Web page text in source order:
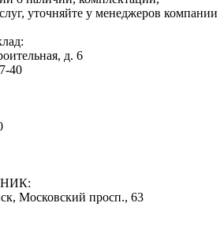
уточняйте у менеджеров компании
д. 6
40
Московский просп., 63